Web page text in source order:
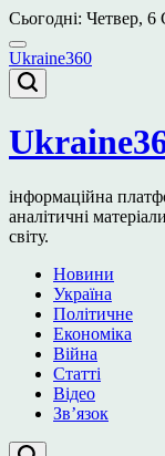
Перейти
до
вмісту
Сьогодні: Четвер, 6
Ukraine360
інформаційна
аналітичні
світу.
Новини
Україна
Політичне
Економіка
Війна
Статті
Відео
Зв’язок